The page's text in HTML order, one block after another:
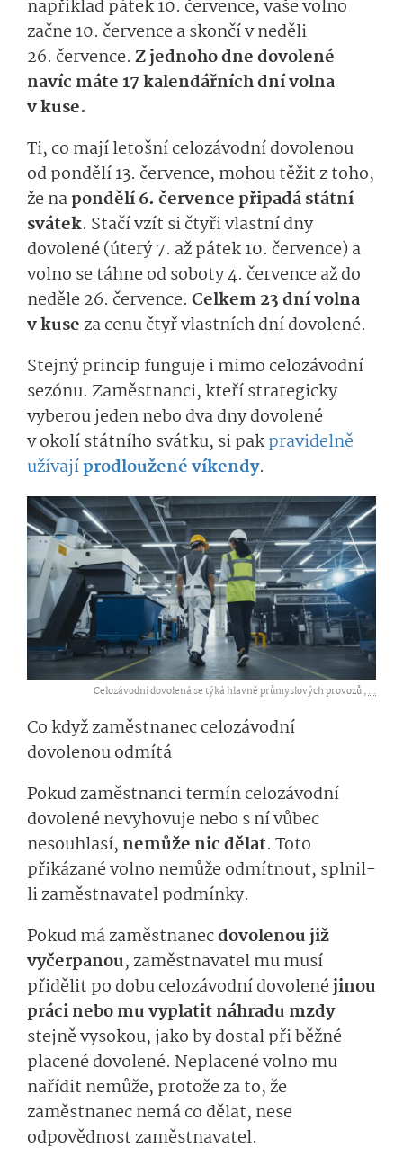
například pátek 10. července, vaše volno
začne 10. července a skončí v neděli
26. července. Z jednoho dne dovolené
navíc máte 17 kalendářních dní volna
v kuse.
Ti, co mají letošní celozávodní dovolenou
od pondělí 13. července, mohou těžit z toho,
že napondělí 6. července připadá státní
svátek. Stačí vzít si čtyři vlastní dny
dovolené (úterý 7. až pátek 10. července) a
volno se táhne od soboty 4. července až do
neděle 26. července. Celkem 23 dní volna
v kuse za cenu čtyř vlastních dní dovolené.
Stejný princip funguje i mimo celozávodní
sezónu. Zaměstnanci, kteří strategicky
vyberou jeden nebo dva dny dovolené
v okolí státního svátku, si pakpravidelně
užívajíprodloužené víkendy.
Celozávodní dovolená se týká hlavně průmyslových provozů ,...
Co když zaměstnanec celozávodní
dovolenou odmítá
Pokud zaměstnanci termín celozávodní
dovolené nevyhovuje nebo s ní vůbec
nesouhlasí, nemůže nic dělat. Toto
přikázané volno nemůže odmítnout, splnil-
li zaměstnavatel podmínky.
Pokud má zaměstnanecdovolenou již
vyčerpanou, zaměstnavatel mu musí
přidělit po dobu celozávodní dovolenéjinou
práci nebo mu vyplatit náhradu mzdy
stejně vysokou, jako by dostal při běžné
placené dovolené. Neplacené volno mu
nařídit nemůže, protože za to, že
zaměstnanec nemá co dělat, nese
odpovědnost zaměstnavatel.